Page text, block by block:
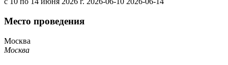
Место проведения
Москва
Москва